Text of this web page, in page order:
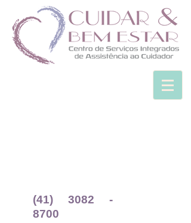
(41) 3082 -
8700